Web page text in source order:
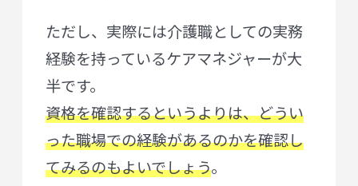
ただし、実際には介護職としての実務
経験を持っているケアマネジャーが大
半です。
資格を確認するというよりは、どうい
った職場での経験があるのかを確認し
てみるのもよいでしょう。